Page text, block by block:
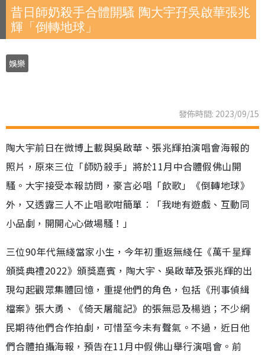
昔日師奶殺手合體開騷 陶大宇孖吳啟華張兆
輝「倒轉地球」
娛樂
發佈時間: 2023/09/15
陶大宇前日在微博上載與吳啟華、張兆輝拍演唱會海報的
照片，原來三位「師奶殺手」將於11月中合體假佛山開
騷。大宇接受本報訪問，豪言必唱「飲歌」《倒轉地球》
外，又透露三人不止唱歌咁簡單︰「我哋有遊戲、互動同
小品劇，開開心心做場騷！」
三位90年代無綫當家小生，今年初重返無綫任《萬千星輝
頒獎典禮2022》頒獎嘉賓，陶大宇、吳啟華及張兆輝的出
現勾起觀眾集體回憶，重提他們的角色，包括《刑事偵緝
檔案》張大勇、《倚天屠龍記》的張無忌及楊逍；不少網
民期待他們合作拍劇，可惜至今未有聲氣。不過，近日他
們合體拍攝海報，預告在11月中假佛山舉行演唱會。前